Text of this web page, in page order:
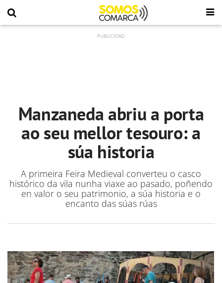
Manzaneda abriu a porta
ao seu mellor tesouro: a
súa historia
A primeira Feira Medieval converteu o casco
histórico da vila nunha viaxe ao pasado, poñendo
en valor o seu patrimonio, a súa historia e o
encanto das súas rúas